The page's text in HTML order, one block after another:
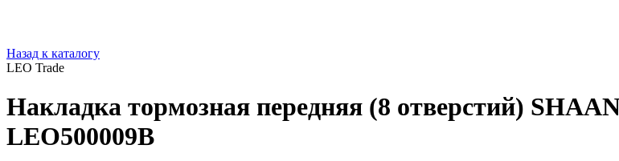
Назад к каталогу
LEO Trade
Накладка тормозная передняя (8 отверстий)
LEO500009B